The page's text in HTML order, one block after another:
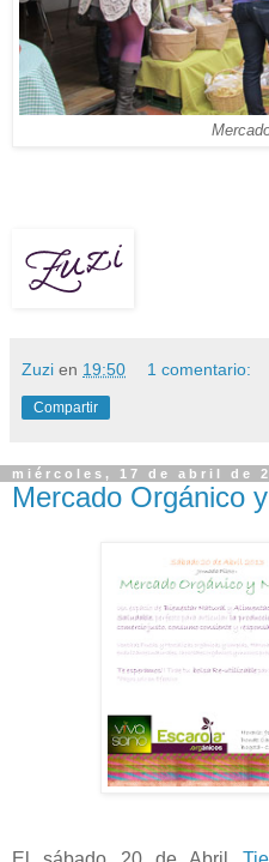
Zuzi en 19:50 1 comentario:
Compartir
miércoles, 17 de abril de
Mercado Orgánico